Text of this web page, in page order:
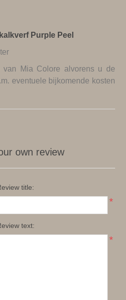
Purple Peel
van Mia Colore alvorens u de
eventuele bijkomende kosten
own review
title:
*
text:
*